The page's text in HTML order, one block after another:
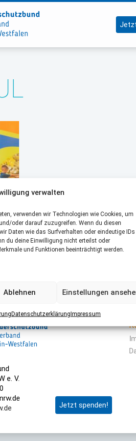
verwalten
verwenden wir Technologien wie Cookies, um
oder darauf zuzugreifen. Wenn du diesen
Daten wie das Surfverhalten oder eindeutige IDs
du deine Einwilligung nicht erteilst oder
und Funktionen beeinträchtigt werden.
Ablehnen Einstellungen
DatenschutzerklärungImpressum
Jetzt spenden!
e. V.